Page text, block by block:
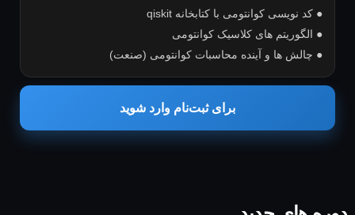
● کد نویسی کوانتومی با کتابخانه qiskit
● الگوریتم های کلاسیک کوانتومی
● چالش ها و آینده محاسبات کوانتومی (صنعت)
برای ثبت‌نام وارد شوید